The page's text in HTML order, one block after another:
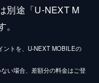
別途「U-NEXT M
ントを、U-NEXT MOBILEの
い場合、差額分の料金はご登